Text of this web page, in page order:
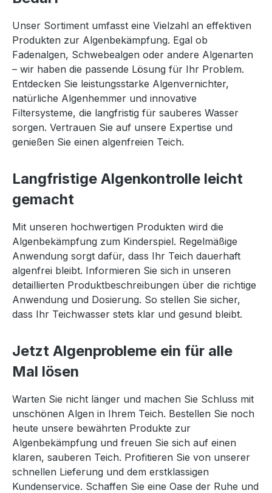
Unser Sortiment umfasst eine Vielzahl an effektiven
Produkten zur Algenbekämpfung. Egal ob
Fadenalgen, Schwebealgen oder andere Algenarten
– wir haben die passende Lösung für Ihr Problem.
Entdecken Sie leistungsstarke Algenvernichter,
natürliche Algenhemmer und innovative
Filtersysteme, die langfristig für sauberes Wasser
sorgen. Vertrauen Sie auf unsere Expertise und
genießen Sie einen algenfreien Teich.
Langfristige Algenkontrolle leicht
gemacht
Mit unseren hochwertigen Produkten wird die
Algenbekämpfung zum Kinderspiel. Regelmäßige
Anwendung sorgt dafür, dass Ihr Teich dauerhaft
algenfrei bleibt. Informieren Sie sich in unseren
detaillierten Produktbeschreibungen über die richtige
Anwendung und Dosierung. So stellen Sie sicher,
dass Ihr Teichwasser stets klar und gesund bleibt.
Jetzt Algenprobleme ein für alle
Mal lösen
Warten Sie nicht länger und machen Sie Schluss mit
unschönen Algen in Ihrem Teich. Bestellen Sie noch
heute unsere bewährten Produkte zur
Algenbekämpfung und freuen Sie sich auf einen
klaren, sauberen Teich. Profitieren Sie von unserer
schnellen Lieferung und dem erstklassigen
Kundenservice. Schaffen Sie eine Oase der Ruhe und